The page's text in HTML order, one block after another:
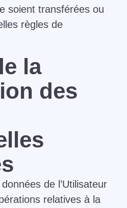
soient transférées ou
règles de
la
des
de l’Utilisateur
relatives à la